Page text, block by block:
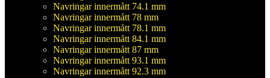
Navringar innermått 74.1 mm
Navringar innermått 78 mm
Navringar innermått 78.1 mm
Navringar innermått 84.1 mm
Navringar innermått 87 mm
Navringar innermått 93.1 mm
Navringar innermått 92.3 mm